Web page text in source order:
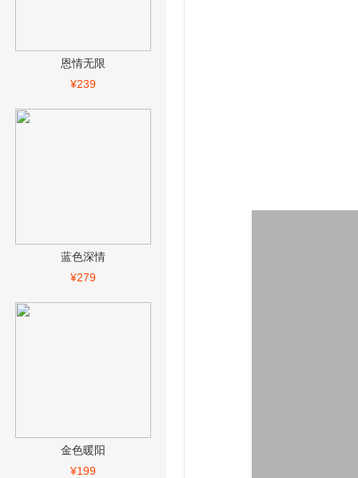
恩情无限
¥239
蓝色深情
¥279
金色暖阳
¥199